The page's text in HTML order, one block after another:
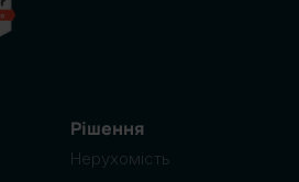
Рішення
Нерухомість